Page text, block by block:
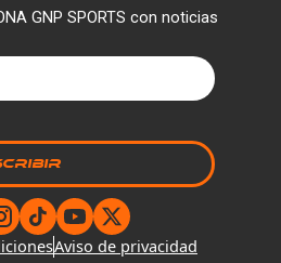
GNP SPORTS con noticias
Aviso de privacidad